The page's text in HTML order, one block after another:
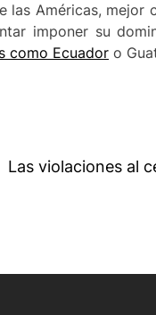
las Américas, mejor
imponer su
como Ecuador o
Las violaciones al